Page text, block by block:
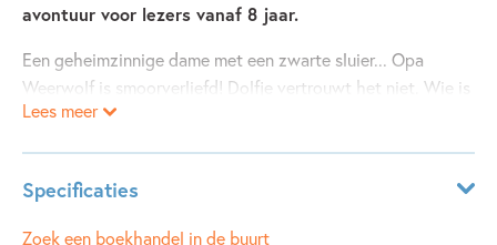
avontuur voor lezers vanaf 8 jaar.
Een geheimzinnige dame met een zwarte sluier... Opa
Weerwolf is smoorverliefd! Dolfje vertrouwt het niet. Wie is
die vreemde dame? Ze voert iets in haar schild. Dolfje weet
lucht?
Lees meer
Specificaties
Leeftijdsindicatie: 8 - 10 jaar
Zoek een boekhandel in de buurt